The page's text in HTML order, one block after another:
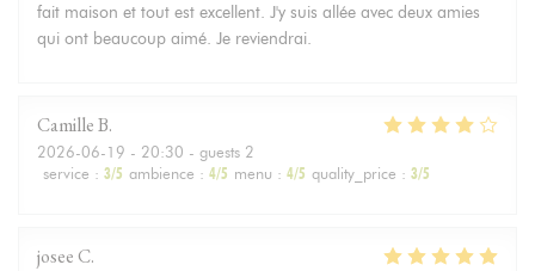
fait maison et tout est excellent. J'y suis allée avec deux amies
qui ont beaucoup aimé. Je reviendrai.
CamilleB
2026-06-19 - 20:30 - guests 2
service : 3/5 ambience : 4/5 menu : 4/5 quality_price : 3/5
joseeC